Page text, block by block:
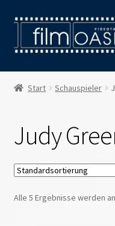
Zur
Navigation
springen
Zum
Inhalt
springen
Willkommen
Öffnungszeiten
Preise
Kontakt
Start Schauspieler
Judy
Alle 5 Ergebnisse werden